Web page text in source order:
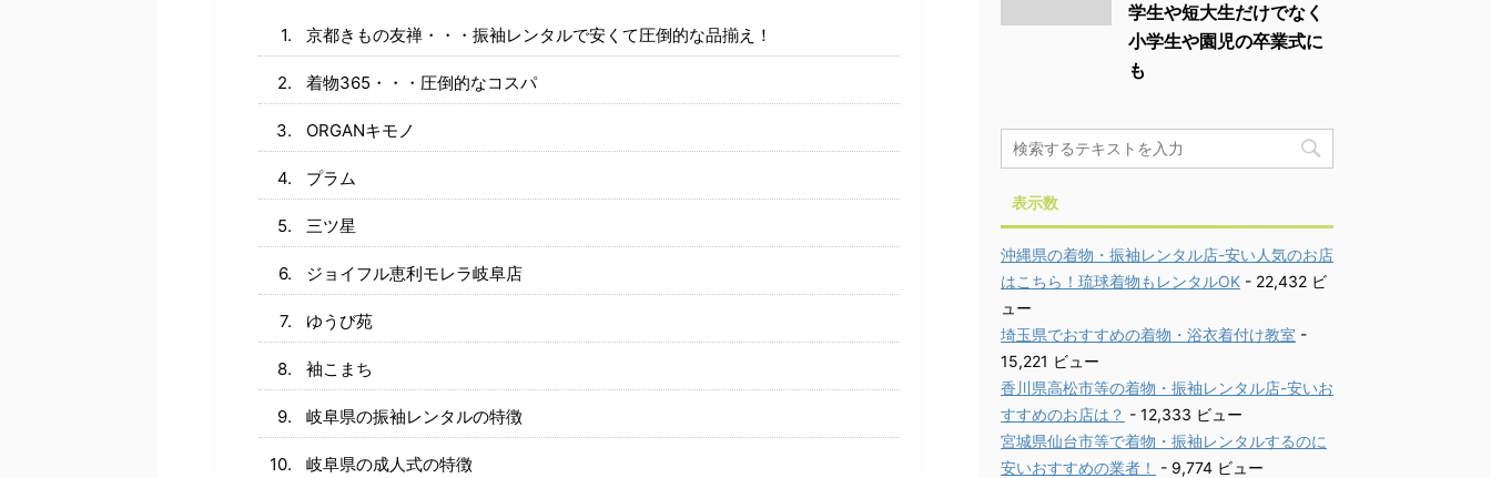
京都きもの友禅・・・振袖レンタルで安くて圧倒的な品揃え！
着物365・・・圧倒的なコスパ
ORGANキモノ
プラム
三ツ星
ジョイフル恵利モレラ岐阜店
ゆうび苑
袖こまち
岐阜県の振袖レンタルの特徴
岐阜県の成人式の特徴
学生や短大生だけでなく
小学生や園児の卒業式に
も
表示数
沖縄県の着物・振袖レンタル店-安い人気のお店
はこちら！琉球着物もレンタルOK - 22,432 ビ
ュー
埼玉県でおすすめの着物・浴衣着付け教室 -
15,221 ビュー
香川県高松市等の着物・振袖レンタル店-安いお
すすめのお店は？ - 12,333 ビュー
宮城県仙台市等で着物・振袖レンタルするのに
安いおすすめの業者！
- 9,774 ビュー